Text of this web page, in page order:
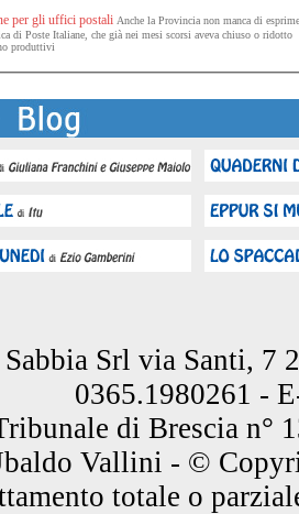
per gli uffici postali Anche la Provincia non manca di
di Poste Italiane, che già nei mesi scorsi aveva chiuso o ridotto
produttivi
Srl via Santi, 7
0365.1980261 -
di Brescia n°
Vallini - ©
totale o